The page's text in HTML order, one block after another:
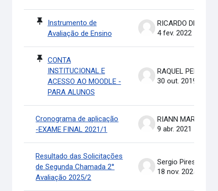
Instrumento de
Avaliação de Ensino
4 fev. 2022
CONTA
INSTITUCIONAL E
ACESSO AO MOODLE -
PARA ALUNOS
30 out. 2019
Cronograma de aplicação
-EXAME FINAL 2021/1
9 abr. 2021
Resultado das Solicitações
de Segunda Chamada 2°
Avaliação 2025/2
18 nov. 2025